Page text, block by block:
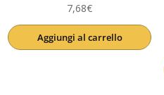
7,68€
Aggiungi al carrello